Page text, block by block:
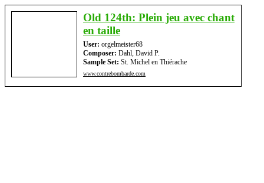
Old 124th: Plein jeu avec chant
en taille
User: orgelmeister68
Composer: Dahl, David P.
Sample Set: St. Michel en Thiérache
www.contrebombarde.com